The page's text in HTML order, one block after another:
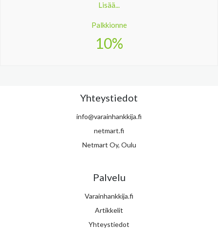
Lisää...
Palkkionne
10%
Yhteystiedot
info@varainhankkija.fi
netmart.fi
Netmart Oy, Oulu
Palvelu
Varainhankkija.fi
Artikkelit
Yhteystiedot